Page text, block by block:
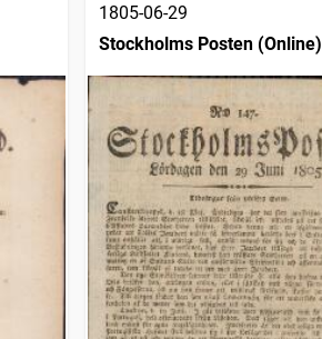
1805-06-29
Stockholms Posten (Online)